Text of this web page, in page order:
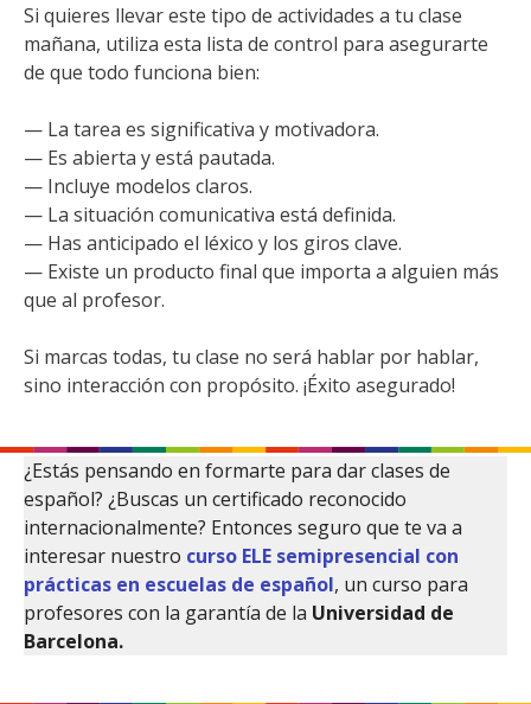
Si quieres llevar este tipo de actividades a tu clase
mañana, utiliza esta lista de control para asegurarte
de que todo funciona bien:
— La tarea es significativa y motivadora.
— Es abierta y está pautada.
— Incluye modelos claros.
— La situación comunicativa está definida.
— Has anticipado el léxico y los giros clave.
— Existe un producto final que importa a alguien más
que al profesor.
Si marcas todas, tu clase no será hablar por hablar,
sino interacción con propósito. ¡Éxito asegurado!
¿Estás pensando en formarte para dar clases de
español? ¿Buscas un certificado reconocido
internacionalmente? Entonces seguro que te va a
interesar nuestro curso ELE semipresencial con
prácticas en escuelas de español, un curso para
profesores con la garantía de la Universidad de
Barcelona.